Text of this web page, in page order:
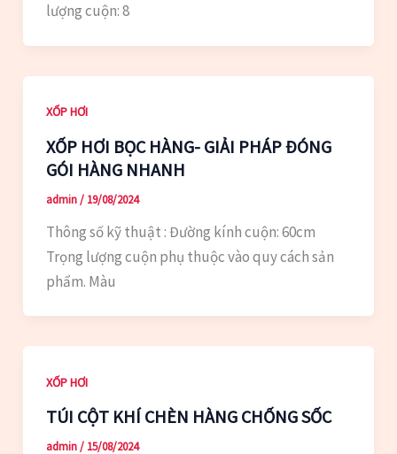
lượng cuộn: 8
XỐP HƠI
XỐP HƠI BỌC HÀNG- GIẢI PHÁP ĐÓNG
GÓI HÀNG NHANH
admin/ 19/08/2024
Thông số kỹ thuật : Đường kính cuộn: 60cm
Trọng lượng cuộn phụ thuộc vào quy cách sản
phẩm. Màu
XỐP HƠI
TÚI CỘT KHÍ CHÈN HÀNG CHỐNG SỐC
admin/ 15/08/2024